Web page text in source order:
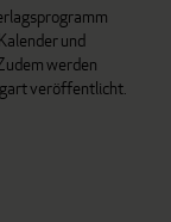
und
werden
veröffentlicht.